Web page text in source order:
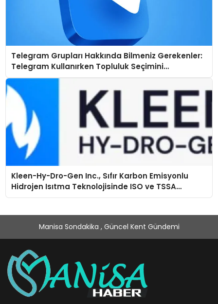
Telegram Grupları Hakkında Bilmeniz Gerekenler:
Telegram Kullanırken Topluluk Seçimini
Kolaylaştırın
Kleen-Hy-Dro-Gen Inc., Sıfır Karbon Emisyonlu
Hidrojen Isıtma Teknolojisinde ISO ve TSSA
Düzenleyici Onaylarını Aldı
Manisa Sondakika , Güncel Kent Gündemi